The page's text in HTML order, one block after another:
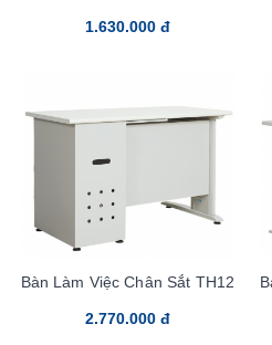
1.630.000 đ
Bàn Làm Việc Chân Sắt TH12
2.770.000 đ